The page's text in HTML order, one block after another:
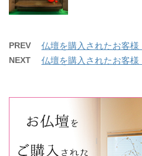
PREV 仏壇を購入されたお客
NEXT 仏壇を購入されたお客